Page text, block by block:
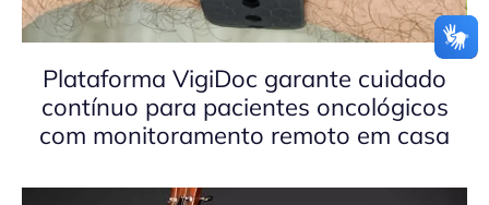
Plataforma VigiDoc garante cuidado
contínuo para pacientes oncológicos
com monitoramento remoto em casa